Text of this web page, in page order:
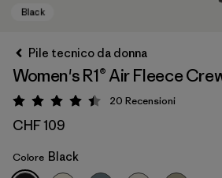
Pile tecnico da donna
Women's R1® Air Fleece
Valutazione: 4.5 / 5
20 Recensioni
CHF 109
Colore Black